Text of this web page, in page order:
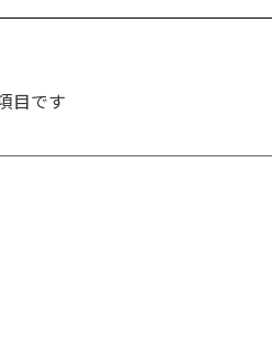
目です